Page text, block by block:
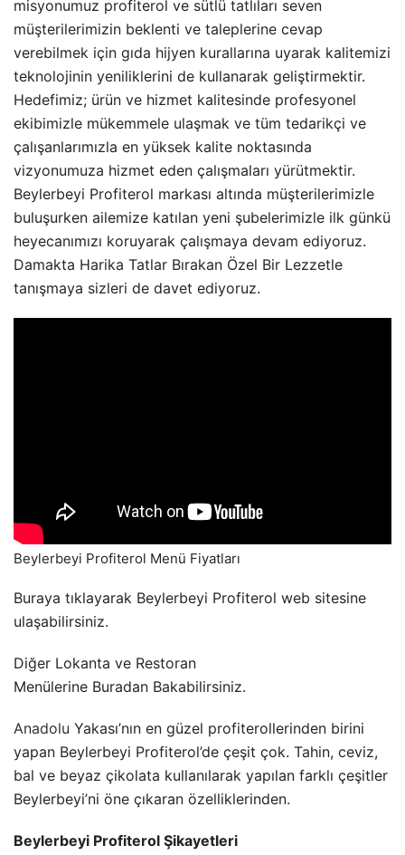
misyonumuz profiterol ve sütlü tatlıları seven
müşterilerimizin beklenti ve taleplerine cevap
verebilmek için gıda hijyen kurallarına uyarak kalitemizi
teknolojinin yeniliklerini de kullanarak geliştirmektir.
Hedefimiz; ürün ve hizmet kalitesinde profesyonel
ekibimizle mükemmele ulaşmak ve tüm tedarikçi ve
çalışanlarımızla en yüksek kalite noktasında
vizyonumuza hizmet eden çalışmaları yürütmektir.
Beylerbeyi Profiterol markası altında müşterilerimizle
buluşurken ailemize katılan yeni şubelerimizle ilk günkü
heyecanımızı koruyarak çalışmaya devam ediyoruz.
Damakta Harika Tatlar Bırakan Özel Bir Lezzetle
tanışmaya sizleri de davet ediyoruz.
Beylerbeyi Profiterol Menü Fiyatları
Buraya tıklayarak Beylerbeyi Profiterol web sitesine
ulaşabilirsiniz.
Diğer Lokanta ve Restoran
Menülerine Buradan Bakabilirsiniz.
Anadolu Yakası’nın en güzel profiterollerinden birini
yapan Beylerbeyi Profiterol’de çeşit çok. Tahin, ceviz,
bal ve beyaz çikolata kullanılarak yapılan farklı çeşitler
Beylerbeyi’ni öne çıkaran özelliklerinden.
Beylerbeyi Profiterol Şikayetleri